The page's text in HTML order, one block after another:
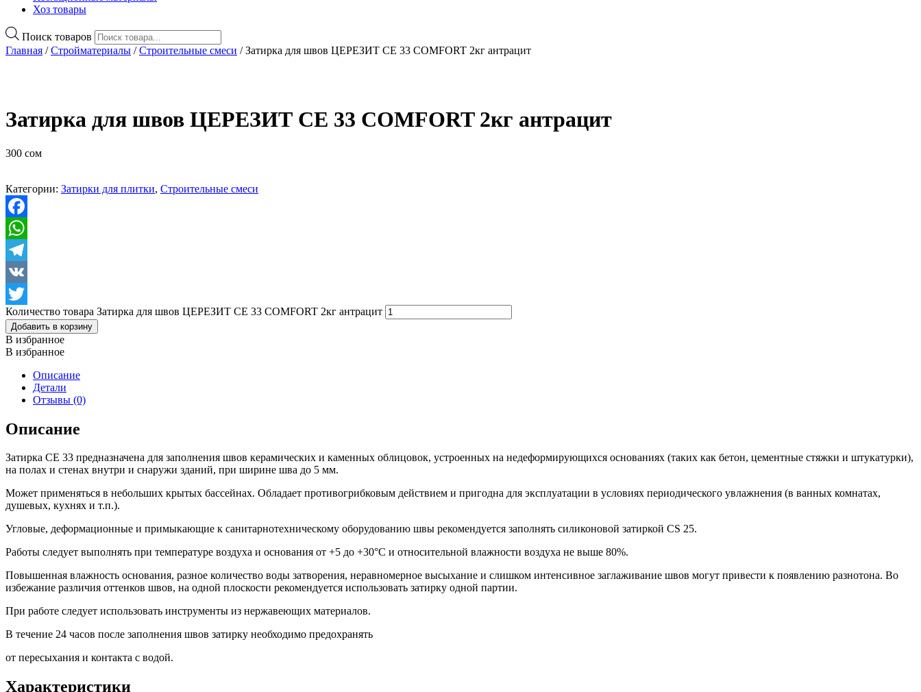
Хоз товары
Поиск товаров
Главная /Стройматериалы /Строительные смеси / Затирка для швов ЦЕРЕЗИТ CE 33 COMFORT 2кг антрацит
Затирка для швов ЦЕРЕЗИТ CE 33 COMFORT 2кг антрацит
300 сом
Категории: Затирки для плитки, Строительные смеси
Facebook
WhatsApp
Telegram
VK
Twitter
Количество товара Затирка для швов ЦЕРЕЗИТ CE 33 COMFORT 2кг антрацит
Добавить в корзину
В избранное
В избранное
Описание
Детали
Отзывы (0)
Описание
Затирка CE 33 предназначена для заполнения швов керамических и каменных облицовок, устроенных на недеформирующихся основаниях (таких как бетон, цементные стяжки и штукатурки),
на полах и стенах внутри и снаружи зданий, при ширине шва до 5 мм.
Может применяться в небольших крытых бассейнах. Обладает противогрибковым действием и пригодна для эксплуатации в условиях периодического увлажнения (в ванных комнатах,
душевых, кухнях и т.п.).
Угловые, деформационные и примыкающие к санитарнотехническому оборудованию швы рекомендуется заполнять силиконовой затиркой CS 25.
Работы следует выполнять при температуре воздуха и основания от +5 до +30°C и относительной влажности воздуха не выше 80%.
Повышенная влажность основания, разное количество воды затворения, неравномерное высыхание и слишком интенсивное заглаживание швов могут привести к появлению разнотона. Во
избежание различия оттенков швов, на одной плоскости рекомендуется использовать затирку одной партии.
При работе следует использовать инструменты из нержавеющих материалов.
В течение 24 часов после заполнения швов затирку необходимо предохранять
от пересыхания и контакта с водой.
Характеристики